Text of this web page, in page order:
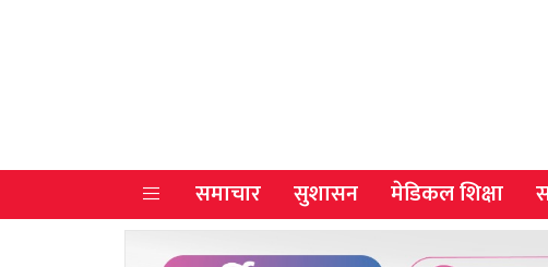
समाचार सुशासन मेडिकल शिक्षा